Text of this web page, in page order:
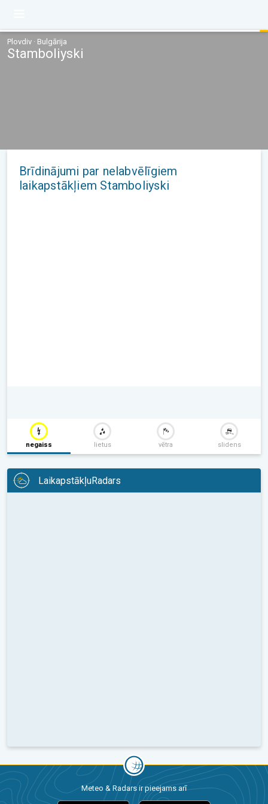
Plovdiv · Bulgārija
Stamboliyski
Brīdinājumi par nelabvēlīgiem
laikapstākļiem Stamboliyski
negaiss lietus vētra slidens
LaikapstākļuRadars
Meteo & Radars ir pieejams arī